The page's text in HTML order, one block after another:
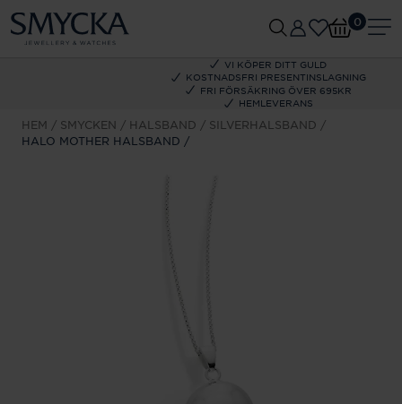
VI KÖPER DITT GULD
KOSTNADSFRI PRESENTINSLAGNING
FRI FÖRSÄKRING ÖVER 695KR
HEMLEVERANS
0
HEM SMYCKEN HALSBAND
SILVERHALSBAND
HALO MOTHER HALSBAND